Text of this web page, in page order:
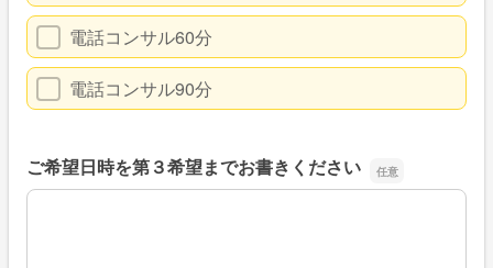
電話コンサル60分
電話コンサル90分
ご希望日時を第３希望までお書きください
ご希望日時を第３希望までお書きください